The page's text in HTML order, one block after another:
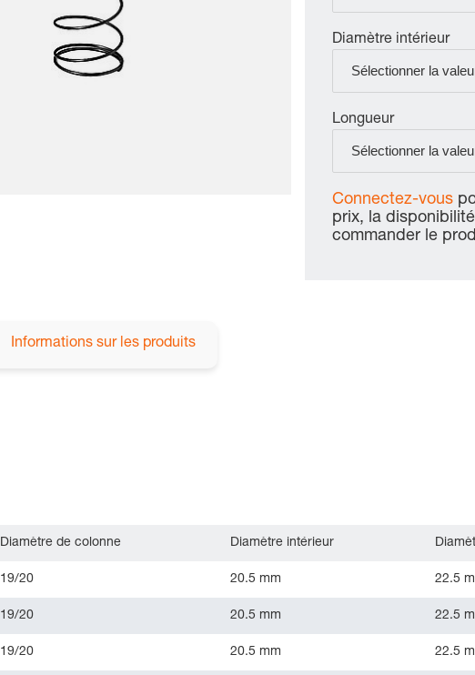
Diamètre intérieur
Sélectionner la
Longueur
Sélectionner la
Connectez-vous
prix, la
commander le
Informations sur les produits
Diamètre de colonne Diamètre intérieur
19/20 20.5 mm 22.5
19/20 20.5 mm 22.5
19/20 20.5 mm 22.5